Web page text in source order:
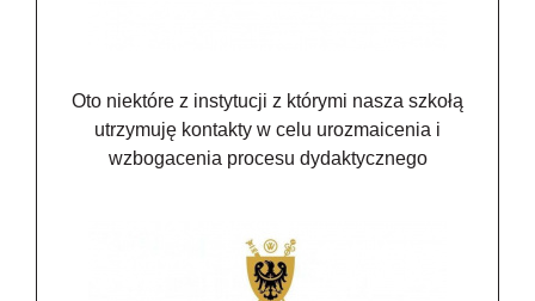
Oto niektóre z instytucji z którymi nasza szkołą
utrzymuję kontakty w celu urozmaicenia i
wzbogacenia procesu dydaktycznego